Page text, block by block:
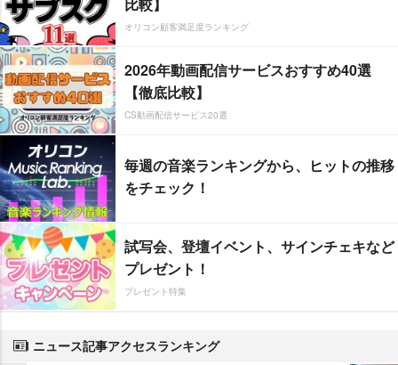
オリコン顧客満足度ランキング
2026年動画配信サービスおすすめ40選
【徹底比較】
CS動画配信サービス20選
毎週の音楽ランキングから、ヒットの推移
をチェック！
試写会、登壇イベント、サインチェキなど
プレゼント！
プレゼント特集
ニュース記事アクセスランキング